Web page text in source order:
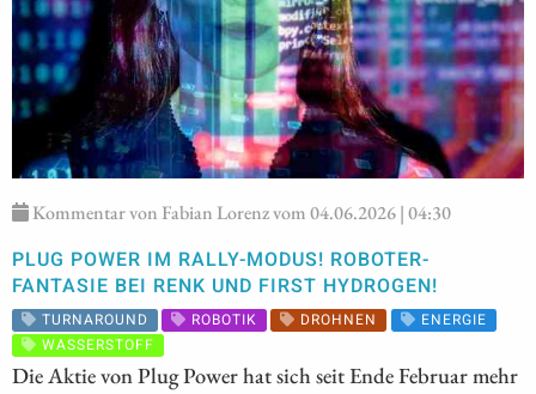
Kommentar von Fabian Lorenz vom 04.06.2026 | 04:30
PLUG POWER IM RALLY-MODUS! ROBOTER-
FANTASIE BEI RENK UND FIRST HYDROGEN!
TURNAROUND ROBOTIK DROHNEN
ENERGIE
WASSERSTOFF
Die Aktie von Plug Power hat sich seit Ende Februar mehr